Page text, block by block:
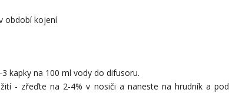
období kojení
3 kapky na 100 ml vody do difusoru.
- zřeďte na 2-4% v nosiči a naneste na hrudník a pod